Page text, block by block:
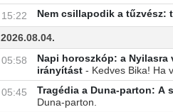
15:22
Nem csillapodik a tűzvész:
2026.08.04.
05:58
Napi horoszkóp: a Nyilasra
irányítást - Kedves Bika! Ha
05:45
Tragédia a Duna-parton: A
Duna-parton.